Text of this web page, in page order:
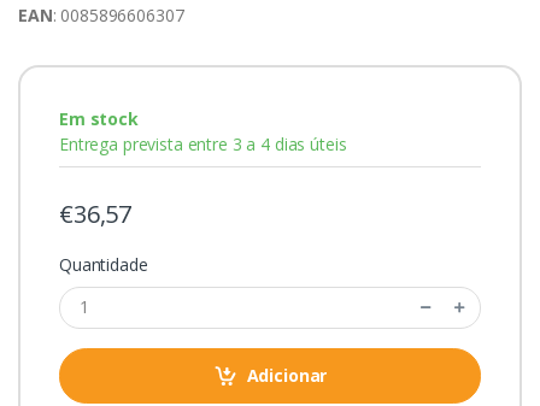
EAN: 0085896606307
Em stock
Entrega prevista entre 3 a 4 dias úteis
€36,57
Quantidade
Adicionar